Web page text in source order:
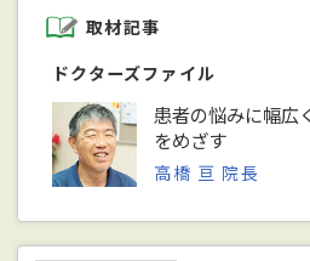
取材記事
ドクターズファイル
患者の悩みに幅広
をめざす
高橋 亘 院長